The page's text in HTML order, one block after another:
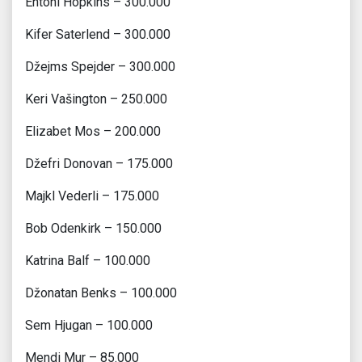
Kifer Saterlend – 300.000
Džejms Spejder – 300.000
Keri Vašington – 250.000
Elizabet Mos – 200.000
Džefri Donovan – 175.000
Majkl Vederli – 175.000
Bob Odenkirk – 150.000
Katrina Balf – 100.000
Džonatan Benks – 100.000
Sem Hjugan – 100.000
Mendi Mur – 85.000